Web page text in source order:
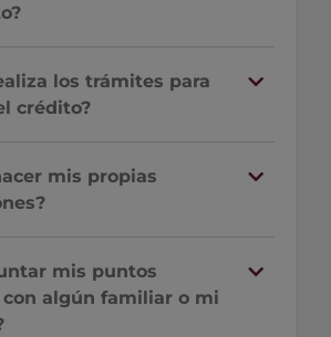
los trámites para
crédito?
mis propias
mis puntos
algún familiar o mi